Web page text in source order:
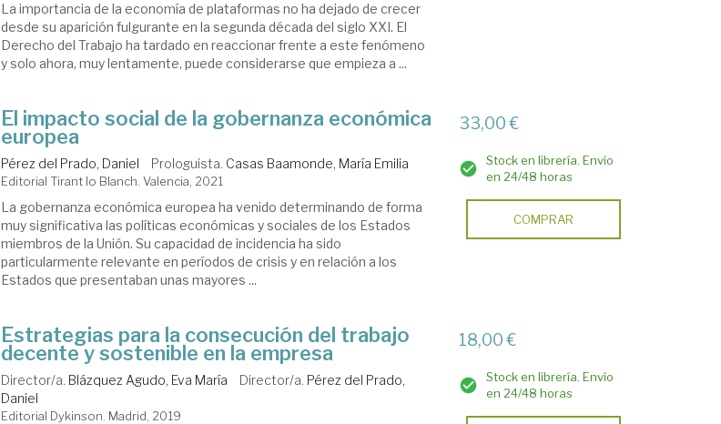
La importancia de la economía de plataformas no ha dejado de crecer
desde su aparición fulgurante en la segunda década del siglo XXI. El
Derecho del Trabajo ha tardado en reaccionar frente a este fenómeno
y solo ahora, muy lentamente, puede considerarse que empieza a ...
El impacto social de la gobernanza económica
europea
Pérez del Prado, Daniel Prologuista. Casas Baamonde, María Emilia
Editorial Tirant lo Blanch. Valencia, 2021
La gobernanza económica europea ha venido determinando de forma
muy significativa las políticas económicas y sociales de los Estados
miembros de la Unión. Su capacidad de incidencia ha sido
particularmente relevante en períodos de crisis y en relación a los
Estados que presentaban unas mayores ...
33,00 €
Stock en librería. Envío
en 24/48 horas
COMPRAR
Estrategias para la consecución del trabajo
decente y sostenible en la empresa
Director/a. Blázquez Agudo, Eva María Director/a. Pérez del Prado,
Daniel
Editorial Dykinson. Madrid, 2019
18,00 €
Stock en librería. Envío
en 24/48 horas